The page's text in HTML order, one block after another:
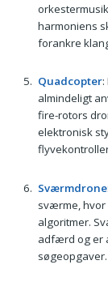
harmoniens
forankre
Quadcopter:
almindeligt
fire-rotors
elektronisk
Sværmdrone
sværme, hvor
algoritmer.
adfærd og er
søgeopgaver.